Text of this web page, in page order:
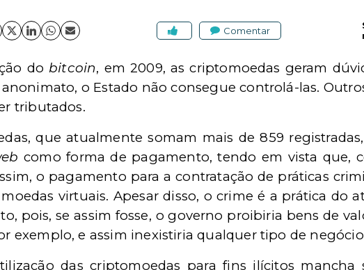
Comentar
do bitcoin, em 2009, as criptomoedas geram
o Estado não consegue controlá-las.
tributados.
que atualmente somam mais de 859
como forma de pagamento, tendo em vista que,
o pagamento para a contratação de práticas
moedas virtuais. Apesar disso, o crime é a prática do
pois, se assim fosse, o governo proibiria bens de
exemplo, e assim inexistiria qualquer tipo de
das criptomoedas para fins ilícitos